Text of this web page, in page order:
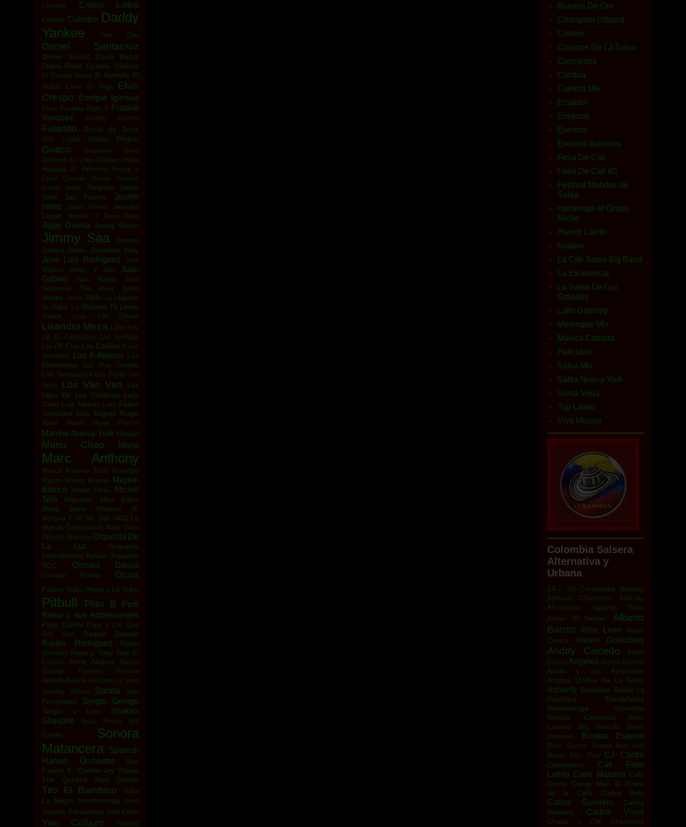
Claydee
Croma Latina
Cruzito Cubaton Daddy
Yankee
Dan Den
Daniel Santacruz
Daniel Santos
David Bisbal
Draco Rosa
Eduardo Villalona
El Compa Sacra El Norteño El
Rubio Loco
El Vega
Elvis
Crespo
Enrique Iglesias
Fenix Frankie Ruiz Jr Frankie
Vasquez
Freddy Kenton
Fulanito Gente de Zona
Giro Lopez Gotan Project
Guaco Guarana Goal
Gustavo El Loko Quintero Haila
Havana D' Primera
Hector y
Cuso Cuevas
Héctor Viveros
Icarus
Issac Delgado
Javier
Solis
Jay Franco
Jenifer
lopez
Jenni Rivera
Jennifer
Lopez
Jhonier Y Nova Glow
Jiggy Drama Jimmy Bosch
Jimmy Saa
Joaquin
Bedoya Joelito Jonathan Moly
José Luis Rodríguez
José
Malhoa
Jotas Y Jun
Juan
Gabriel
Juan Magan
Juan
Sebastian The Most
Julito
Valdez Junior DjMix La Légende
de Dakar La Maxima 79 Leslie
Grace
Leus Lila Downs
Lisandro Meza Little Key
Llil El Fantástico
Los Andrade
Los BK-Clan Los Cadillac's Los
Hacheros
Los K-llejeros Los
Mandamas
Los Mas Sueltos
Los Temerarios Los Tigres Del
Norte
Los Van Van
Los
Hijos De Los Celebres
Lucy
Grau Luis Alberto Luis Felipe
Gonzalez
Luis Miguel
Magic
Juan
Mahel Maite Perroni
Mambo Nueva York Manolin
Manu Chao Maná
Marc Anthony
Marco Antonio Solís Mayimbe
Mayito Rivera Maykel
Maykel
Blanco
Mayte Perez
Michel
Teló
Miguelito Mike Bahía
Mista Jams Moreno
Mr
Manyao Y H2 Mr. Saik NG2 La
Nueva Generacion Naki Orion
Orlando Watussi Orquesta De
La Luz
Orquesta
Internacional Policia Orquesta
SCC
Osmani Garcia
Osvaldo Roman Ozuna
Paulina Rubio Pirulo y La Tribu
Pitbull Plan B
Porfi
Baloa y sus Adolescentes
Pupy Cantor Pupy y Los Que
Son Son
Raquel Zozaya
Raulin Rodriguez
Raulin
Rosendo Rayo y Toby Real El
Canario
Rene Alvarez
Renzo
Ricardo Fuentes
Riverita
Rodolfo Aicardi Rolando La Serie
Sammy Wilson
Santa
Seo
Fernandez
Sergio George
Sergio y Lion
Shakira
Shaspire
Sofia Reyes Sol
Sondra
Sonora
Matancera
Spanish
Harlem Orchestrα
Star
Fusion ft. Charlie Jey Thaira
The Queens
Tirso Duarte
Tito El Bambino
Toña
La Negra Tromboranga Vena
Vicente Fernández Wito Colon
Yan Collazo Yolanda
Boleros De Oro
Champeta Urbana
Chistes
Clasicos De La Salsa
Conciertos
Cumbia
Cumbia Mix
Ecuador
Estrenos
Eventos
Eventos Salseros
Feria De Cali
Feria De Cali 60
Festival Mundial de
Salsa
Homenaje Al Grupo
Niche
Humor Latino
Kuduro
La Cali Salsa Big Band
La Excelencia
La Salsa De Los
Grandes
Latin Grammy
Merengue Mix
Musica Cubana
Peliculas
Salsa Mix
Salsa Nueva York
Salsa Vieja
Top Latino
Viva Mexico
Colombia Salsera
Alternativa y
Urbana
24-7 3D Corazones
Adonay
Adriana Chamorro
Afrik´ntu
Afrotumbao
Aguanile Salsa
Aimer "El Sensei"
Alberto
Barros
Alex Leon
Alexis
Cuesta
Alvaro Granobles
Anddy Caicedo
Angel
Castro Angeles Arnold Moreno
Arnold y sus Azabaches
Artistas Unidos De La Salsa
Ashanty Balantika
Banda La
Republica
Bandafiesta
Barakutanga
Baterimba
Benicia Cárdenas
Betto
Caicedo
Big Mancilla
Black
Diamond
Bomba Estereo
Boris García Boxter And Jedi
Buxxi CG- Duo CJ Castro
Calambuco
Cali Flow
Latino Calle Maestra Calle
Quinta
Candy Man El Poeta
de la Calle
Carlos Brito
Carlos Guerrero
Carlos
Romero
Carlos Vives
Chaka y CM
Champeta